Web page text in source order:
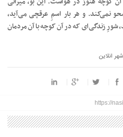
نمی‌کند. و هر بار اسمِ عرقچی می‌آید،
شورِ زندگی‌ای که در آن کوچه با آن مردمان
انلاین
https://